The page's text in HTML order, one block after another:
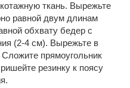
ткань. Вырежьте
равной двум длинам
обхвату бедер с
(2-4 см). Вырежьте в
прямоугольник
резинку к поясу